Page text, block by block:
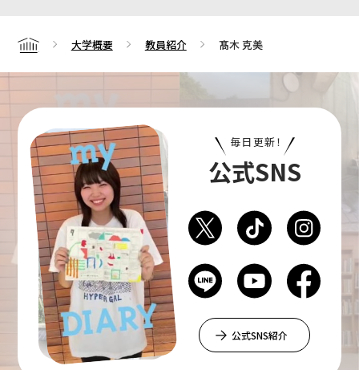
Home 大学概要 教員紹介 髙木 克美
毎日更新！
公式SNS
公式SNS紹介